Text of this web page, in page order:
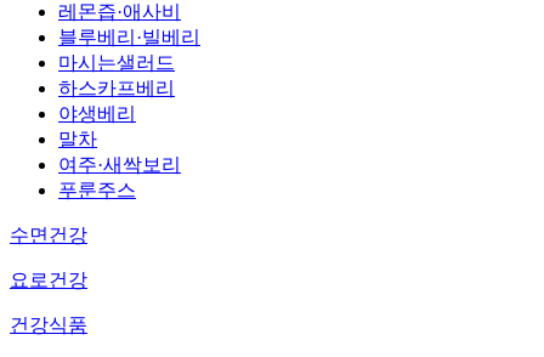
레몬즙·애사비
블루베리·빌베리
마시는샐러드
하스카프베리
야생베리
말차
여주·새싹보리
푸룬주스
수면건강
요로건강
건강식품